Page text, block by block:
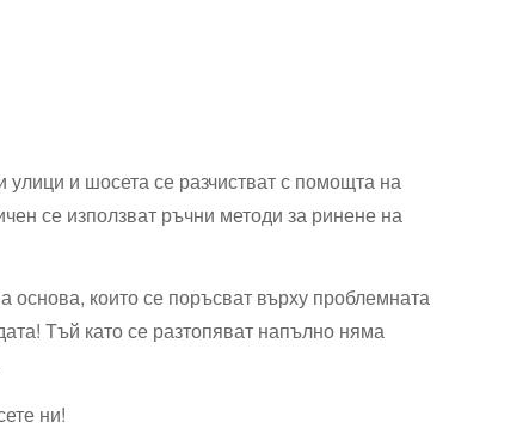
улици и шосета се разчистват с помощта на
се използват ръчни методи за ринене на
основа, които се поръсват върху проблемната
Тъй като се разтопяват напълно няма
ни!